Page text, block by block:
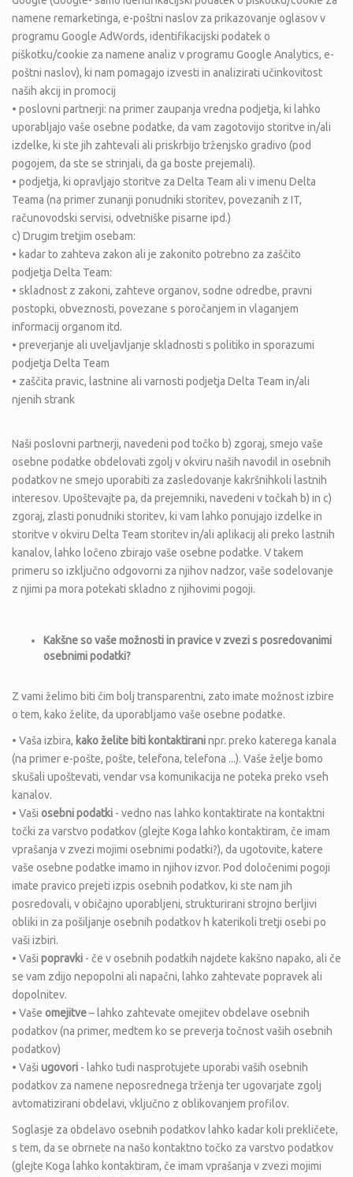
namene remarketinga, e-poštni naslov za prikazovanje oglasov v
programu Google AdWords, identifikacijski podatek o
piškotku/cookie za namene analiz v programu Google Analytics, e-
poštni naslov), ki nam pomagajo izvesti in analizirati učinkovitost
naših akcij in promocij
• poslovni partnerji: na primer zaupanja vredna podjetja, ki lahko
uporabljajo vaše osebne podatke, da vam zagotovijo storitve in/ali
izdelke, ki ste jih zahtevali ali priskrbijo trženjsko gradivo (pod
pogojem, da ste se strinjali, da ga boste prejemali).
• podjetja, ki opravljajo storitve za Delta Team ali v imenu Delta
Teama (na primer zunanji ponudniki storitev, povezanih z IT,
računovodski servisi, odvetniške pisarne ipd.)
c) Drugim tretjim osebam:
• kadar to zahteva zakon ali je zakonito potrebno za zaščito
podjetja Delta Team:
• skladnost z zakoni, zahteve organov, sodne odredbe, pravni
postopki, obveznosti, povezane s poročanjem in vlaganjem
informacij organom itd.
• preverjanje ali uveljavljanje skladnosti s politiko in sporazumi
podjetja Delta Team
• zaščita pravic, lastnine ali varnosti podjetja Delta Team in/ali
njenih strank
Naši poslovni partnerji, navedeni pod točko b) zgoraj, smejo vaše
osebne podatke obdelovati zgolj v okviru naših navodil in osebnih
podatkov ne smejo uporabiti za zasledovanje kakršnihkoli lastnih
interesov. Upoštevajte pa, da prejemniki, navedeni v točkah b) in c)
zgoraj, zlasti ponudniki storitev, ki vam lahko ponujajo izdelke in
storitve v okviru Delta Team storitev in/ali aplikacij ali preko lastnih
kanalov, lahko ločeno zbirajo vaše osebne podatke. V takem
primeru so izključno odgovorni za njihov nadzor, vaše sodelovanje
z njimi pa mora potekati skladno z njihovimi pogoji.
Kakšne so vaše možnosti in pravice v zvezi s posredovanimi
osebnimi podatki?
Z vami želimo biti čim bolj transparentni, zato imate možnost izbire
o tem, kako želite, da uporabljamo vaše osebne podatke.
• Vaša izbira, kako želite biti kontaktiraninpr. preko katerega kanala
(na primer e-pošte, pošte, telefona, telefona ...). Vaše želje bomo
skušali upoštevati, vendar vsa komunikacija ne poteka preko vseh
kanalov.
• Vaši osebni podatki - vedno nas lahko kontaktirate na kontaktni
točki za varstvo podatkov (glejte Koga lahko kontaktiram, če imam
vprašanja v zvezi mojimi osebnimi podatki?), da ugotovite, katere
vaše osebne podatke imamo in njihov izvor. Pod določenimi pogoji
imate pravico prejeti izpis osebnih podatkov, ki ste nam jih
posredovali, v običajno uporabljeni, strukturirani strojno berljivi
obliki in za pošiljanje osebnih podatkov h katerikoli tretji osebi po
vaši izbiri.
• Vaši popravki - če v osebnih podatkih najdete kakšno napako, ali če
se vam zdijo nepopolni ali napačni, lahko zahtevate popravek ali
dopolnitev.
• Vaše omejitve– lahko zahtevate omejitev obdelave osebnih
podatkov (na primer, medtem ko se preverja točnost vaših osebnih
podatkov)
• Vaši ugovori - lahko tudi nasprotujete uporabi vaših osebnih
podatkov za namene neposrednega trženja ter ugovarjate zgolj
avtomatizirani obdelavi, vključno z oblikovanjem profilov.
Soglasje za obdelavo osebnih podatkov lahko kadar koli prekličete,
s tem, da se obrnete na našo kontaktno točko za varstvo podatkov
(glejte Koga lahko kontaktiram, če imam vprašanja v zvezi mojimi